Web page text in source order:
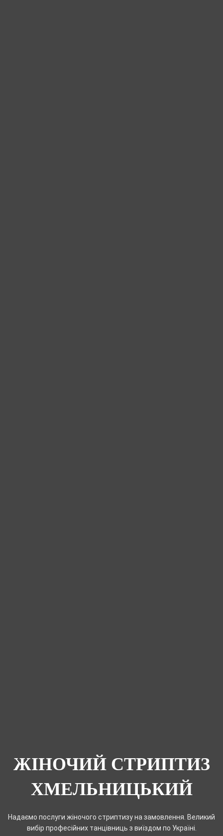
ЖІНОЧИЙ СТРИПТИЗ
ХМЕЛЬНИЦЬКИЙ
Надаємо послуги жіночого стриптизу на замовлення. Великий
вибір професійних танцівниць з виїздом по Україні.